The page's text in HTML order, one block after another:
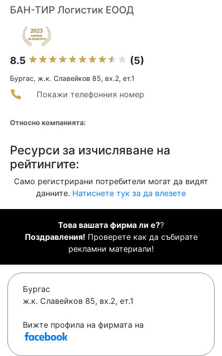
БАН-ТИР Логистик ЕООД
8.5 (5)
Бургас, ж.к. Славейков 85, вх.2, ет.1
Покажи телефонния номер
Относно компанията:
Ресурси за изчисляване на
рейтингите:
Само регистрирани потребители могат да видят
данните. Натиснете тук за да влезете
Това вашата фирма ли е??
Поздравления! Проверете как да събирате
рекламни материали!
Бургас
ж.к. Славейков 85, вх.2, ет.1
Вижте профила на фирмата на